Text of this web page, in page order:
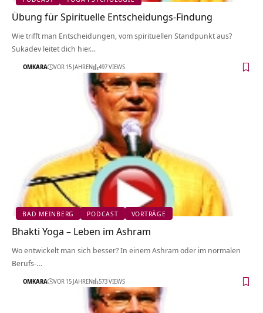
Übung für Spirituelle Entscheidungs-Findung
Wie trifft man Entscheidungen, vom spirituellen Standpunkt aus?
Sukadev leitet dich hier…
OMKARA VOR 15 JAHREN 497 VIEWS
BAD MEINBERG PODCAST VORTRÄGE
Bhakti Yoga – Leben im Ashram
Wo entwickelt man sich besser? In einem Ashram oder im normalen
Berufs-…
OMKARA VOR 15 JAHREN 573 VIEWS